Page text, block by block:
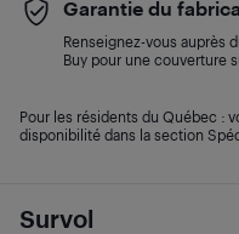
Survol
Garantie du
Renseignez-vous auprès
Buy pour une couverture
Pour les résidents du Québec :
disponibilité dans la section